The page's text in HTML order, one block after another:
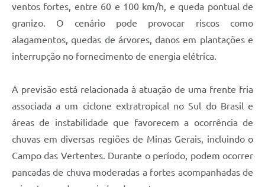
Carta de Serviços
Arquivos para Download
Legislação
Transparência
SIC
ventos fortes, entre 60 e 100 km/h, e queda pontual de
granizo. O cenário pode provocar riscos como
alagamentos, quedas de árvores, danos em plantações e
interrupção no fornecimento de energia elétrica.
A previsão está relacionada à atuação de uma frente fria
associada a um ciclone extratropical no Sul do Brasil e
áreas de instabilidade que favorecem a ocorrência de
chuvas em diversas regiões de Minas Gerais, incluindo o
Campo das Vertentes. Durante o período, podem ocorrer
pancadas de chuva moderadas a fortes acompanhadas de